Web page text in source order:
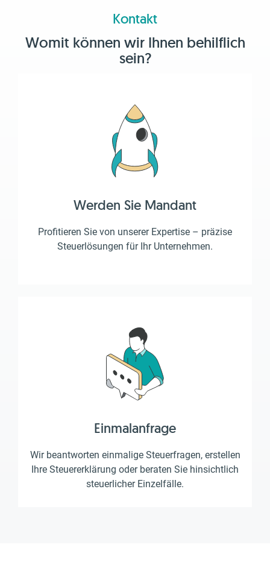
Kontakt
Womit können wir Ihnen behilflich
sein?
Werden Sie Mandant
Profitieren Sie von unserer Expertise – präzise
Steuerlösungen für Ihr Unternehmen.
Einmalanfrage
Wir beantworten einmalige Steuerfragen, erstellen
Ihre Steuererklärung oder beraten Sie hinsichtlich
steuerlicher Einzelfälle.